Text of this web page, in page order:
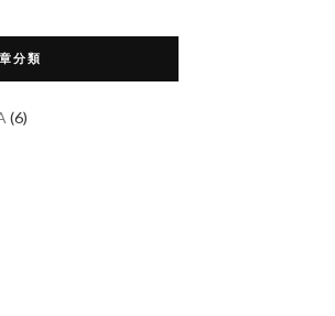
分類
(6)